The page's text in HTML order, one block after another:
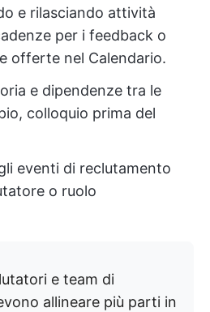
e rilasciando attività
per i feedback o
offerte nel Calendario.
e dipendenze tra le
colloquio prima del
eventi di reclutamento
o ruolo
e team di
allineare più parti in